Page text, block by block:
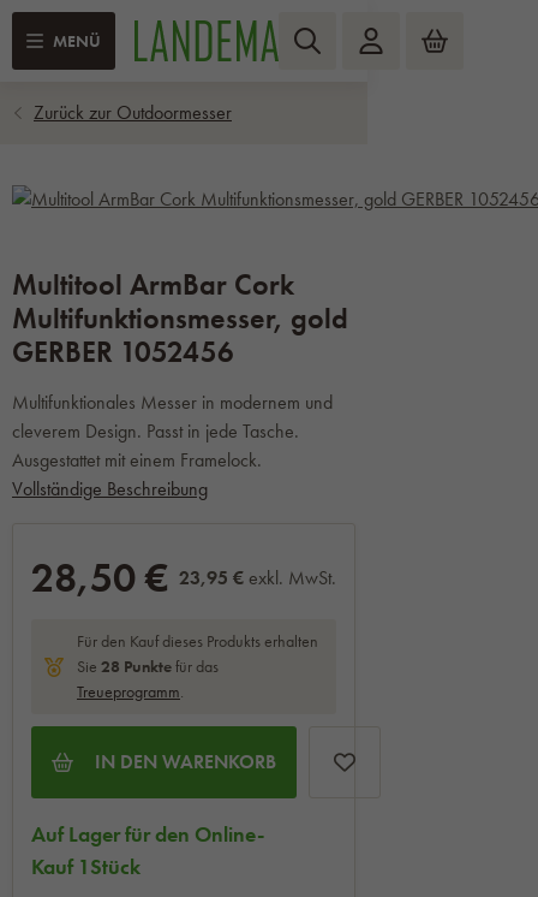
MENÜ
Multitool ArmBar Cork
Multifunktionsmesser, gold
GERBER 1052456
Multifunktionales Messer in modernem und
cleverem Design. Passt in jede Tasche.
Ausgestattet mit einem Framelock.
Vollständige Beschreibung
28,50 € 23,95 € exkl. MwSt.
Für den Kauf dieses Produkts erhalten
Sie 28 Punktefür das
Treueprogramm.
IN DEN WARENKORB
Auf Lager für den Online-
Kauf 1Stück